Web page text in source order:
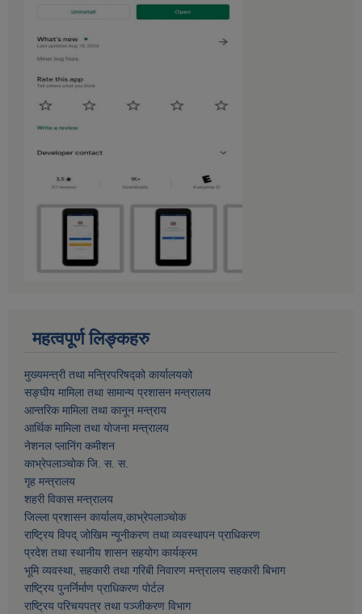
महत्वपूर्ण लिङ्कहरु
मुख्यमन्त्री तथा मन्त्रिपरिषद्को कार्यालयको
सङ्घीय मामिला तथा सामान्य प्रशासन मन्त्रालय
आन्तरिक मामिला तथा कानून मन्त्राय
आर्थिक मामिला तथा याेजना मन्त्रालय
नेशनल प्लानिंग कमीशन
काभ्रेपलाञ्चाेक जि. स. स.
गृह मन्त्रालय
शहरी विकास मन्त्रालय
जिल्ला प्रशासन कार्यालय,काभ्रेपलाञ्चाेक
राष्ट्रिय विपद् जोखिम न्यूनीकरण तथा व्यवस्थापन प्राधिकरण
प्रदेश तथा स्थानीय शासन सहयोग कार्यक्रम
भूमि व्यवस्था, सहकारी तथा गरिबी निवारण मन्त्रालय सहकारी बिभाग
राष्ट्रिय पुनर्निर्माण प्राधिकरण पोर्टल
राष्ट्रिय परिचयपत्र तथा पञ्जीकरण विभाग